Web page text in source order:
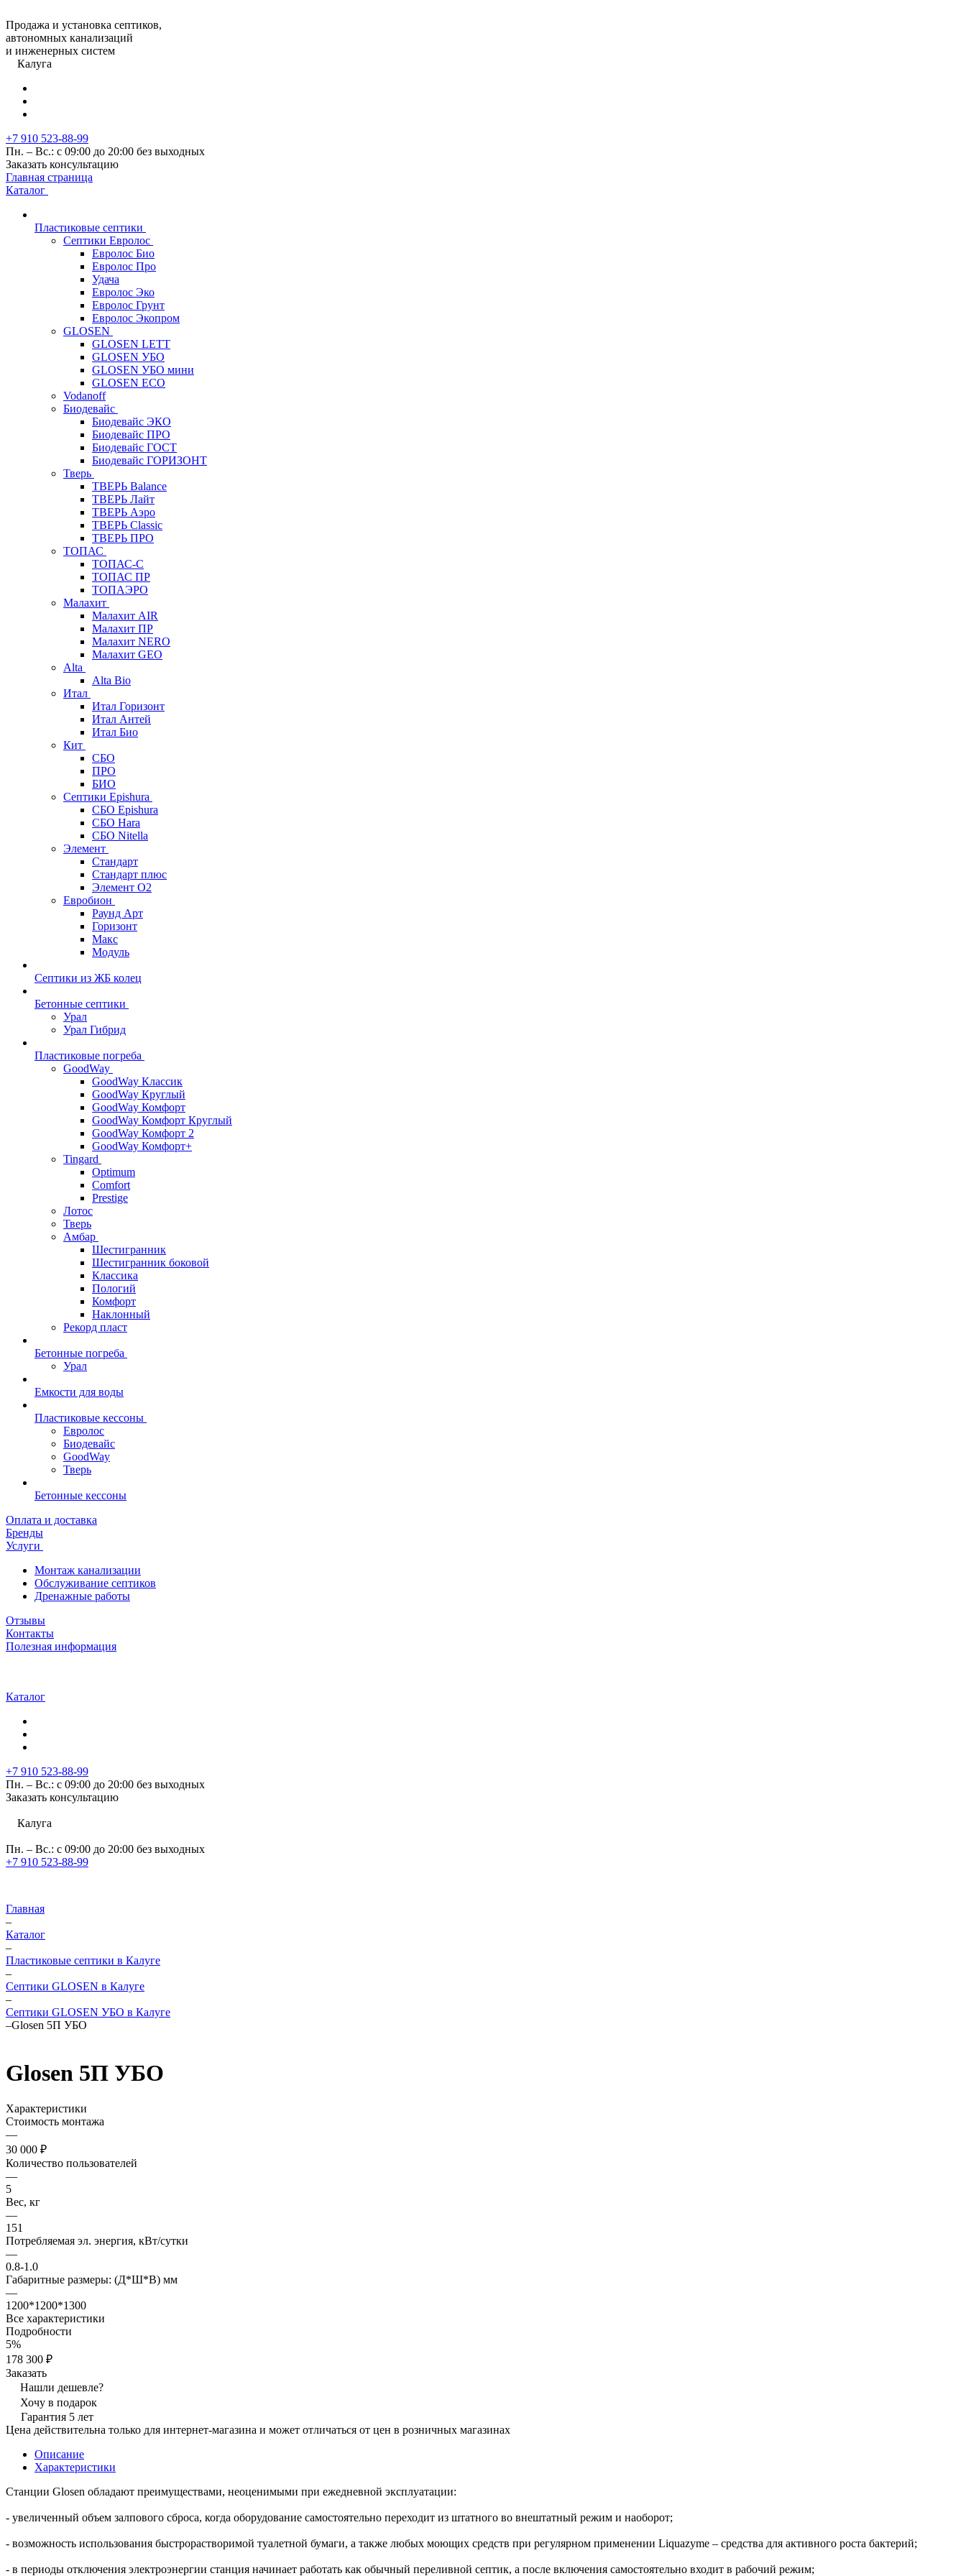
Продажа и установка септиков,
автономных канализаций
и инженерных систем
Калуга
+7 910 523-88-99
Пн. – Вс.: с 09:00 до 20:00 без выходных
Заказать консультацию
Главная страница
Каталог
Пластиковые септики
Септики Евролос
Евролос Био
Евролос Про
Удача
Евролос Эко
Евролос Грунт
Евролос Экопром
GLOSEN
GLOSEN LETT
GLOSEN УБО
GLOSEN УБО мини
GLOSEN ECO
Vodanoff
Биодевайс
Биодевайс ЭКО
Биодевайс ПРО
Биодевайс ГОСТ
Биодевайс ГОРИЗОНТ
Тверь
ТВЕРЬ Balance
ТВЕРЬ Лайт
ТВЕРЬ Аэро
ТВЕРЬ Classic
ТВЕРЬ ПРО
ТОПАС
ТОПАС-С
ТОПАС ПР
ТОПАЭРО
Малахит
Малахит AIR
Малахит ПР
Малахит NERO
Малахит GEO
Alta
Alta Bio
Итал
Итал Горизонт
Итал Антей
Итал Био
Кит
СБО
ПРО
БИО
Септики Epishura
СБО Epishura
СБО Hara
СБО Nitella
Элемент
Стандарт
Стандарт плюс
Элемент О2
Евробион
Раунд Арт
Горизонт
Макс
Модуль
Септики из ЖБ колец
Бетонные септики
Урал
Урал Гибрид
Пластиковые погреба
GoodWay
GoodWay Классик
GoodWay Круглый
GoodWay Комфорт
GoodWay Комфорт Круглый
GoodWay Комфорт 2
GoodWay Комфорт+
Tingard
Optimum
Comfort
Prestige
Лотос
Тверь
Амбар
Шестигранник
Шестигранник боковой
Классика
Пологий
Комфорт
Наклонный
Рекорд пласт
Бетонные погреба
Урал
Емкости для воды
Пластиковые кессоны
Евролос
Биодевайс
GoodWay
Тверь
Бетонные кессоны
Оплата и доставка
Бренды
Услуги
Монтаж канализации
Обслуживание септиков
Дренажные работы
Отзывы
Контакты
Полезная информация
Каталог
+7 910 523-88-99
Пн. – Вс.: с 09:00 до 20:00 без выходных
Заказать консультацию
Калуга
Пн. – Вс.: с 09:00 до 20:00 без выходных
+7 910 523-88-99
Главная
–
Каталог
–
Пластиковые септики в Калуге
–
Септики GLOSEN в Калуге
–
Септики GLOSEN УБО в Калуге
–Glosen 5П УБО
Glosen 5П УБО
Характеристики
Стоимость монтажа
—
30 000 ₽
Количество пользователей
—
5
Вес, кг
—
151
Потребляемая эл. энергия, кВт/сутки
—
0.8-1.0
Габаритные размеры: (Д*Ш*В) мм
—
1200*1200*1300
Все характеристики
Подробности
5%
178 300 ₽
Заказать
Нашли дешевле?
Хочу в подарок
Гарантия 5 лет
Цена действительна только для интернет-магазина и может отличаться от цен в розничных магазинах
Описание
Характеристики
Станции Glosen обладают преимуществами, неоценимыми при ежедневной эксплуатации:
- увеличенный объем залпового сброса, когда оборудование самостоятельно переходит из штатного во внештатный режим и наоборот;
- возможность использования быстрорастворимой туалетной бумаги, а также любых моющих средств при регулярном применении Liquazyme – средства для активного роста бактерий;
- в периоды отключения электроэнергии станция начинает работать как обычный переливной септик, а после включения самостоятельно входит в рабочий режим;